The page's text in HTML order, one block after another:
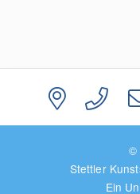
©
Stettler
Ein